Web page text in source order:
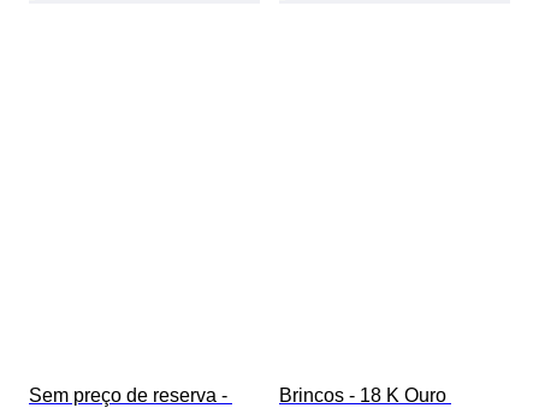
Sem preço de reserva -
Brincos - 18 K Ouro